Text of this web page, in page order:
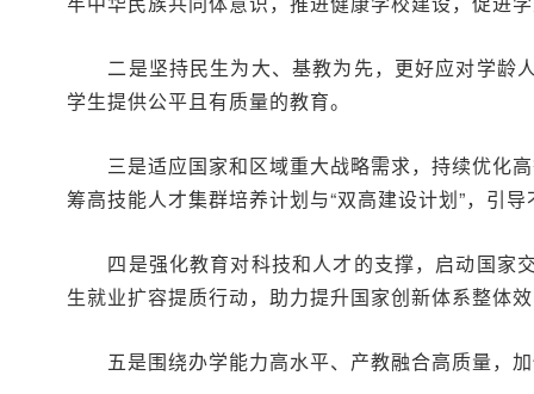
二是坚持民生为大、基教为先，更好应对学龄
学生提供公平且有质量的教育。
三是适应国家和区域重大战略需求，持续优化高
筹高技能人才集群培养计划与“双高建设计划”，引
四是强化教育对科技和人才的支撑，启动国家
生就业扩容提质行动，助力提升国家创新体系整体
五是围绕办学能力高水平、产教融合高质量，加